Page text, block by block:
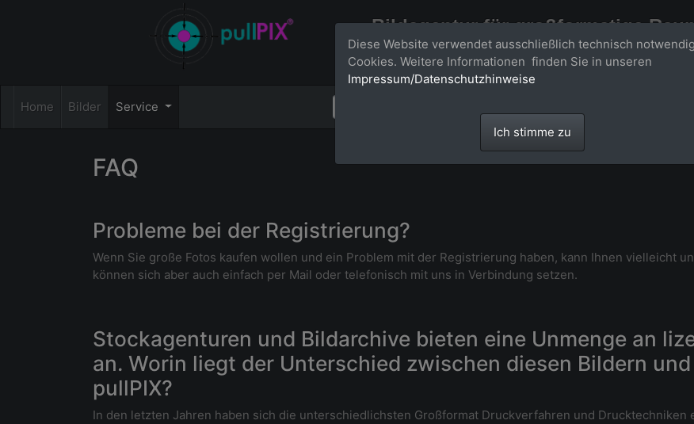
Bildagentur für großformatige
Großformatige Bilder - über 100 Meter große 'largeformat' Fotos im
Home Bilder Service
FAQ
Probleme bei der Registrierung?
Wenn Sie große Fotos kaufen wollen und ein Problem mit der Registrierung haben, kann Ihnen vielleicht
können sich aber auch einfach per Mail oder telefonisch mit uns in Verbindung setzen.
Stockagenturen und Bildarchive bieten eine Unmenge an
an. Worin liegt der Unterschied zwischen diesen Bildern
pullPIX?
In den letzten Jahren haben sich die unterschiedlichsten Großformat Druckverfahren und
Diese Website verwendet ausschließlich technisch
Cookies. Weitere Informationen finden Sie in unseren
Impressum/Datenschutzhinweise
Ich stimme zu